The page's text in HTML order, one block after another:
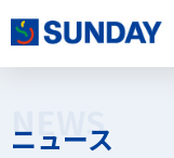
株式会社サンデー
NEWS
ニュース